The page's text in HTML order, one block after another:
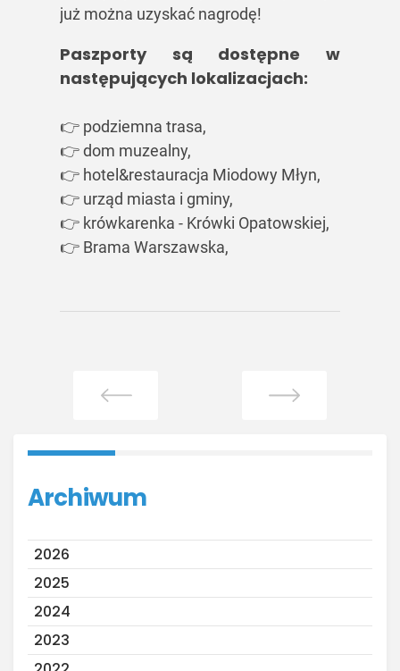
Archiwum
2026
2025
2024
2023
już można uzyskać nagrodę!
Paszporty są dostępne w
następujących lokalizacjach:
👉 podziemna trasa,
👉 dom muzealny,
👉 hotel&restauracja Miodowy Młyn,
👉 urząd miasta i gminy,
👉 krówkarenka - Krówki Opatowskiej,
👉 Brama Warszawska,